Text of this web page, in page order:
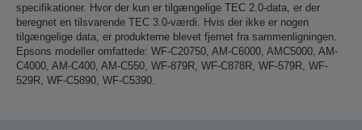
specifikationer. Hvor der kun er tilgængelige TEC 2.0-data, er der
beregnet en tilsvarende TEC 3.0-værdi. Hvis der ikke er nogen
tilgængelige data, er produkterne blevet fjernet fra sammenligningen.
Epsons modeller omfattede: WF-C20750, AM-C6000, AMC5000, AM-
C4000, AM-C400, AM-C550, WF-879R, WF-C878R, WF-579R, WF-
529R, WF-C5890, WF-C5390.